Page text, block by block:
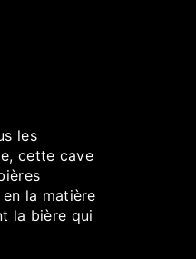
les
cette cave
la matière
la bière qui